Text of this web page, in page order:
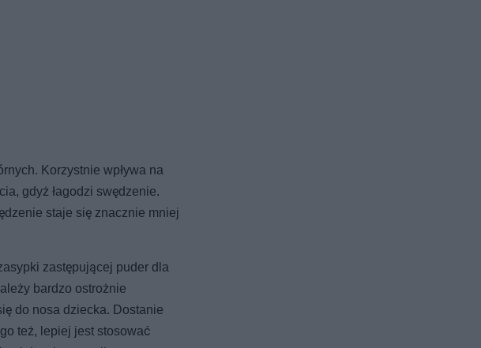
Korzystnie wpływa na
gdyż łagodzi swędzenie.
staje się znacznie mniej
zastępującej puder dla
bardzo ostrożnie
do nosa dziecka. Dostanie
też, lepiej jest stosować